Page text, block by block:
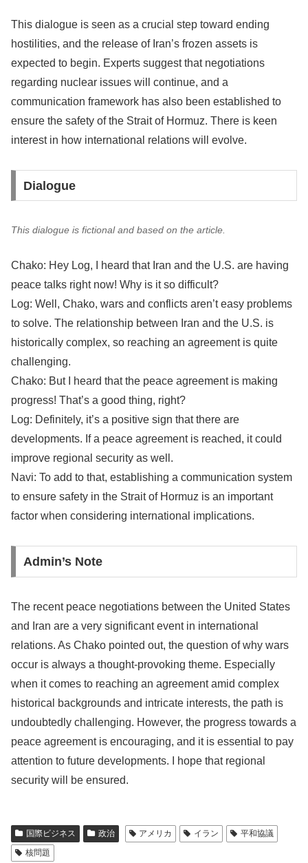
This dialogue is seen as a crucial step toward ending
hostilities, and the release of Iran’s frozen assets is
expected to begin. Experts suggest that negotiations
regarding nuclear issues will continue, and a
communication framework has also been established to
ensure the safety of the Strait of Hormuz. There is keen
interest in how international relations will evolve.
Dialogue
This dialogue is fictional and based on the article.
Chako: Hey Log, I heard that Iran and the U.S. are having
peace talks right now! Why is it so difficult?
Log: Well, Chako, wars and conflicts aren’t easy problems
to solve. The relationship between Iran and the U.S. is
historically complex, so reaching an agreement is quite
challenging.
Chako: But I heard that the peace agreement is making
progress! That’s a good thing, right?
Log: Definitely, it’s a positive sign that there are
developments. If a peace agreement is reached, it could
improve regional security as well.
Navi: To add to that, establishing a communication system
to ensure safety in the Strait of Hormuz is an important
factor when considering international implications.
Admin’s Note
The recent peace negotiations between the United States
and Iran are a very significant event in international
relations. As Chako pointed out, the question of why wars
occur is always a thought-provoking theme. Especially
when it comes to reaching an agreement amid complex
historical backgrounds and intricate interests, the path is
undoubtedly challenging. However, the progress towards a
peace agreement is encouraging, and it is essential to pay
attention to future developments. I hope that regional
security will be ensured.
国際ビジネス 政治 アメリカ イラン
平和協議
核問題